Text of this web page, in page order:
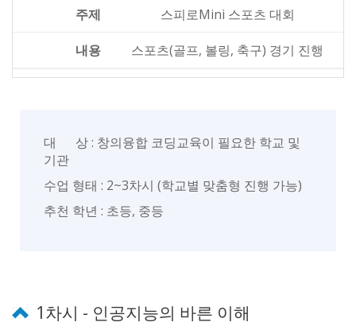
스피로Mini 스포츠 대회
스포츠(골프, 볼링, 축구) 경기 진행
대 상 : 창의융합 코딩교육이 필요한 학교 및
기관
수업 형태 : 2~3차시 (학교별 맞춤형 진행 가능)
추천 학년 : 초등, 중등
1차시 - 인공지능의 바른 이해